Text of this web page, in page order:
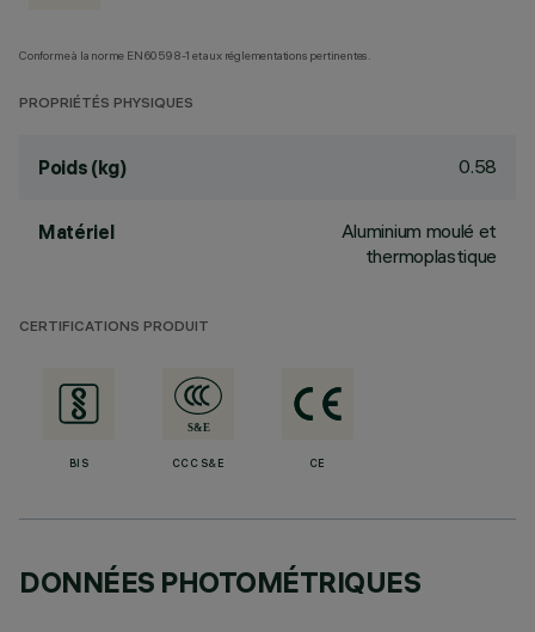
Conforme à la norme EN60598-1 et aux réglementations pertinentes.
PROPRIÉTÉS PHYSIQUES
Poids (kg) 0.58
Matériel
Aluminium moulé et
thermoplastique
CERTIFICATIONS PRODUIT
BIS CCC S&E CE
DONNÉES PHOTOMÉTRIQUES